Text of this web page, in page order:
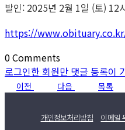
발인: 2025년 2월 1일 (토) 12
https://
0Comments
로그인한 회원만 댓글 등록이
이전 다음 목록
개인정보처리방침 이메일